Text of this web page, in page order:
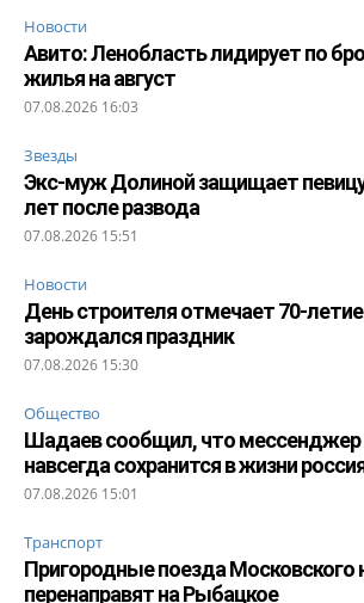
Новости
Авито: Ленобласть лидирует по
жилья на август
07.08.2026 16:03
Звезды
Экс-муж Долиной защищает
лет после развода
07.08.2026 15:51
Новости
День строителя отмечает 70-
зарождался праздник
07.08.2026 15:30
Общество
Шадаев сообщил, что мессенджер
навсегда сохранится в жизни
07.08.2026 15:01
Транспорт
Пригородные поезда Московского
перенаправят на Рыбацкое